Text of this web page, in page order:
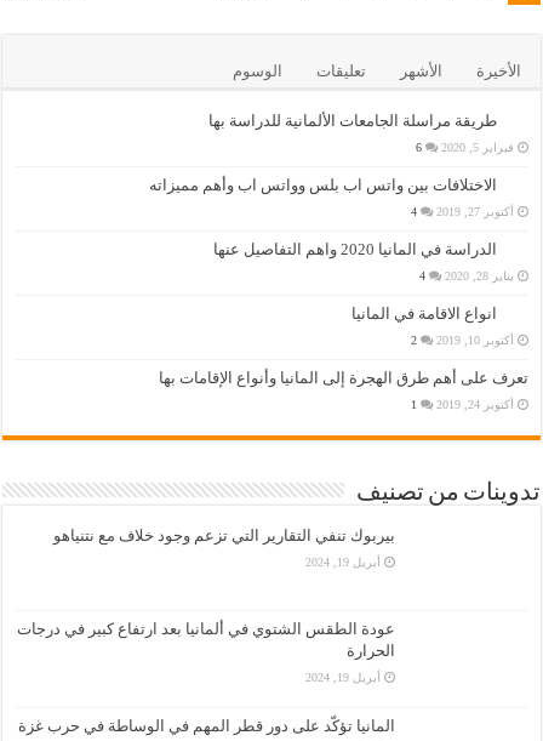
الأخيرة الأشهر تعليقات الوسوم
طريقة مراسلة الجامعات الألمانية للدراسة بها
فبراير 5, 2020 6
الاختلافات بين واتس اب بلس وواتس اب وأهم مميزاته
أكتوبر 27, 2019 4
الدراسة في المانيا 2020 واهم التفاصيل عنها
يناير 28, 2020 4
انواع الاقامة في المانيا
أكتوبر 10, 2019 2
تعرف على أهم طرق الهجرة إلى المانيا وأنواع الإقامات بها
أكتوبر 24, 2019 1
تدوينات من تصنيف
بيربوك تنفي التقارير التي تزعم وجود خلاف مع نتنياهو
أبريل 19, 2024
عودة الطقس الشتوي في ألمانيا بعد ارتفاع كبير في درجات
الحرارة
أبريل 19, 2024
المانيا تؤكّد على دور قطر المهم في الوساطة في حرب غزة